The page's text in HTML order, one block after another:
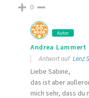
0
Autor
Andrea Lammert
Antwort auf Lenz
Liebe Sabine,
das ist aber
mich sehr, dass du